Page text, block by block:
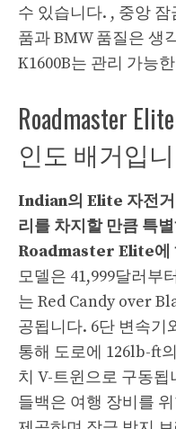
수 있습니다. , 중앙
품과 BMW 품질은 생
K1600B는 관리 가능
Roadmaster
인도 배거입
Indian의 Elite 자전
리를 차지할 만큼 특
Roadmaster Elite에
모델은 41,999달러부
는 Red Candy over
공됩니다. 6단 변속기
통해 도로에 126lb-ft
치 V-트윈으로 구동
들백은 여행 장비를